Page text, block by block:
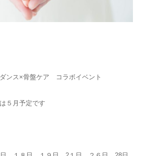
ンス×骨盤ケア コラボイベント
５月予定です